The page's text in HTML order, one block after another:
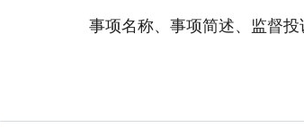
事项名称、事项简述、监督投